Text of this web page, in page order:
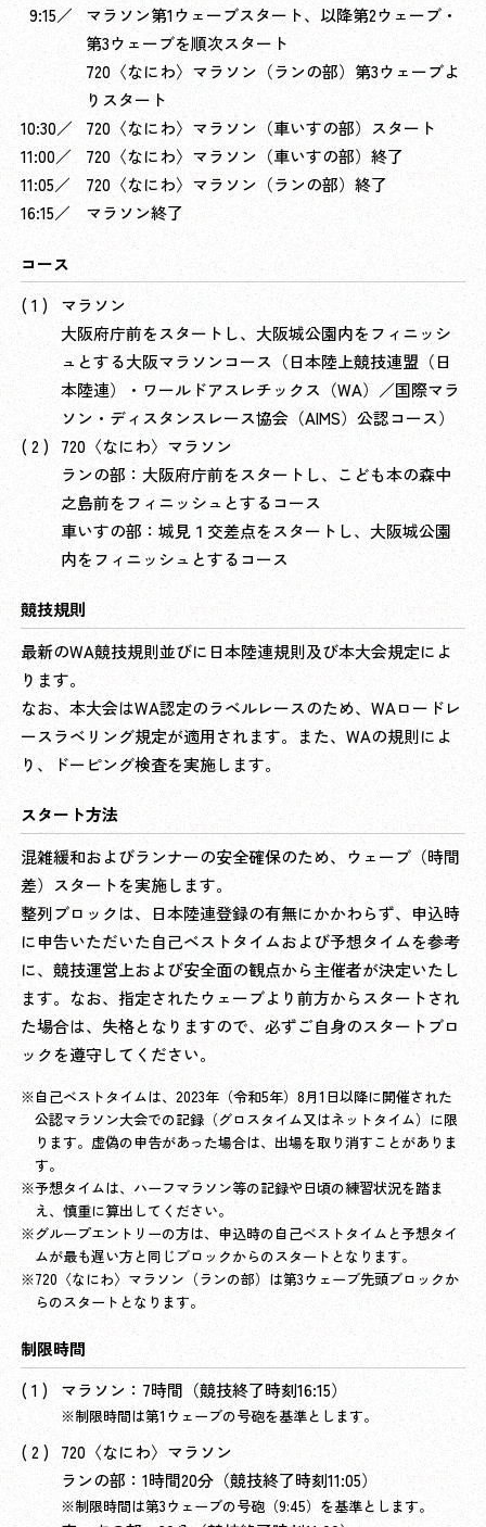
9:15／
マラソン第1ウェーブスタート、以降第2ウェーブ・
第3ウェーブを順次スタート
720〈なにわ〉マラソン（ランの部）第3ウェーブよ
りスタート
10:30／
720〈なにわ〉マラソン（車いすの部）スタート
11:00／
720〈なにわ〉マラソン（車いすの部）終了
11:05／
720〈なにわ〉マラソン（ランの部）終了
16:15／
マラソン終了
コース
マラソン
大阪府庁前をスタートし、大阪城公園内をフィニッシ
ュとする大阪マラソンコース（日本陸上競技連盟（日
本陸連）・ワールドアスレチックス（WA）／国際マラ
ソン・ディスタンスレース協会（AIMS）公認コース）
720〈なにわ〉マラソン
ランの部：大阪府庁前をスタートし、こども本の森中
之島前をフィニッシュとするコース
車いすの部：城見１交差点をスタートし、大阪城公園
内をフィニッシュとするコース
競技規則
最新のWA競技規則並びに日本陸連規則及び本大会規定によ
ります。
なお、本大会はWA認定のラベルレースのため、WAロードレ
ースラベリング規定が適用されます。また、WAの規則によ
り、ドーピング検査を実施します。
スタート方法
混雑緩和およびランナーの安全確保のため、ウェーブ（時間
差）スタートを実施します。
整列ブロックは、日本陸連登録の有無にかかわらず、申込時
に申告いただいた自己ベストタイムおよび予想タイムを参考
に、競技運営上および安全面の観点から主催者が決定いたし
ます。なお、指定されたウェーブより前方からスタートされ
た場合は、失格となりますので、必ずご自身のスタートブロ
ックを遵守してください。
自己ベストタイムは、2023年（令和5年）8月1日以降に開催された
公認マラソン大会での記録（グロスタイム又はネットタイム）に限
ります。虚偽の申告があった場合は、出場を取り消すことがありま
す。
予想タイムは、ハーフマラソン等の記録や日頃の練習状況を踏ま
え、慎重に算出してください。
グループエントリーの方は、申込時の自己ベストタイムと予想タイ
ムが最も遅い方と同じブロックからのスタートとなります。
720〈なにわ〉マラソン（ランの部）は第3ウェーブ先頭ブロックか
らのスタートとなります。
制限時間
マラソン：7時間（競技終了時刻16:15）
制限時間は第1ウェーブの号砲を基準とします。
720〈なにわ〉マラソン
ランの部：1時間20分（競技終了時刻11:05）
制限時間は第3ウェーブの号砲（9:45）を基準とします。